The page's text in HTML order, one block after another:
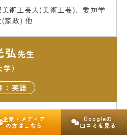
術工芸大(美術工芸)、愛知学
家政) 他
弘先生
）
：英語
企業・メディア
の方はこちら
Googleの
口コミを見る